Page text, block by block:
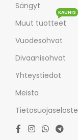
Sängyt
Muut tuotteet
KAUNIS
Vuodesohvat
Divaanisohvat
Yhteystiedot
Meista
Tietosuojaseloste